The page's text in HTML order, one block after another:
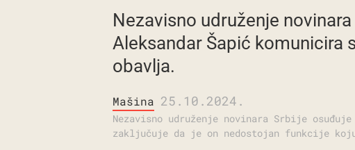
Nezavisno udruženje
Aleksandar Šapić komunicira
obavlja.
Mašina 25.10.2024.
Nezavisno udruženje novinara Srbije
zaključuje da je on nedostojan funkcije